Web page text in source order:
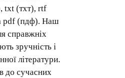
txt (тхт), rtf
pdf (пдф). Наш
справжніх
зручність і
літератури.
до сучасних